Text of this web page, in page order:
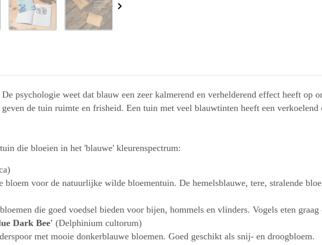
psychologie weet dat blauw een zeer kalmerend en verhelderend effect heeft op
de tuin ruimte en frisheid. Een tuin met veel blauwtinten heeft een verkoelend
die bloeien in het 'blauwe' kleurenspectrum:
voor de natuurlijke wilde bloementuin. De hemelsblauwe, tere, stralende
die goed voedsel bieden voor bijen, hommels en vlinders. Vogels eten graag
Dark Bee' (Delphinium cultorum)
met mooie donkerblauwe bloemen. Goed geschikt als snij- en droogbloem.